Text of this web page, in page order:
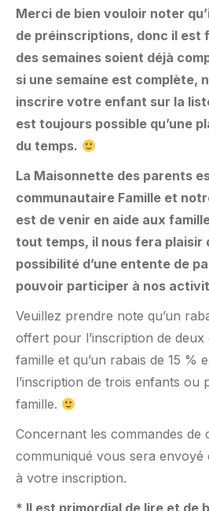
Merci de bien vouloir noter
de préinscriptions, donc il est
des semaines soient déjà
si une semaine est complète,
inscrire votre enfant sur la
est toujours possible qu’une
du temps.
La Maisonnette des parents
communautaire Famille et
est de venir en aide aux
tout temps, il nous fera plaisir
possibilité d’une entente de
pouvoir participer à nos
Veuillez prendre note qu’un
offert pour l’inscription de deux
famille et qu’un rabais de 15 %
l’inscription de trois enfants ou
famille.
Concernant les commandes de
communiqué vous sera envoyé
à votre inscription.
* Il est primordial de lire et de